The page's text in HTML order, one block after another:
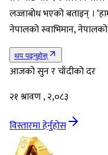
लज्जाबोध भएको बताइन् ।
नेपालको स्वाभिमान, नेपालको
थप पढ्नुहोस्
आजको सुन र चाँदीको दर
२१ श्रावण , २,०८३
विस्तारमा हेर्नुहोस